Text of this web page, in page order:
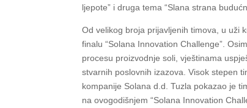
ljepote” i druga tema “Slana strana
Od velikog broja prijavljenih timova, u uži
finalu “Solana Innovation Challenge”.
procesu proizvodnje soli, vještinama
stvarnih poslovnih izazova. Visok stepen
kompanije Solana d.d. Tuzla pokazao je
na ovogodišnjem “Solana Innovation